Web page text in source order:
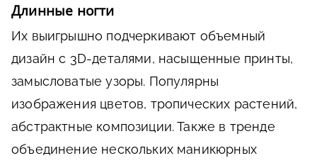
Длинные ногти
Их выигрышно подчеркивают объемный
дизайн с 3D-деталями, насыщенные принты,
замысловатые узоры. Популярны
изображения цветов, тропических растений,
абстрактные композиции. Также в тренде
объединение нескольких маникюрных